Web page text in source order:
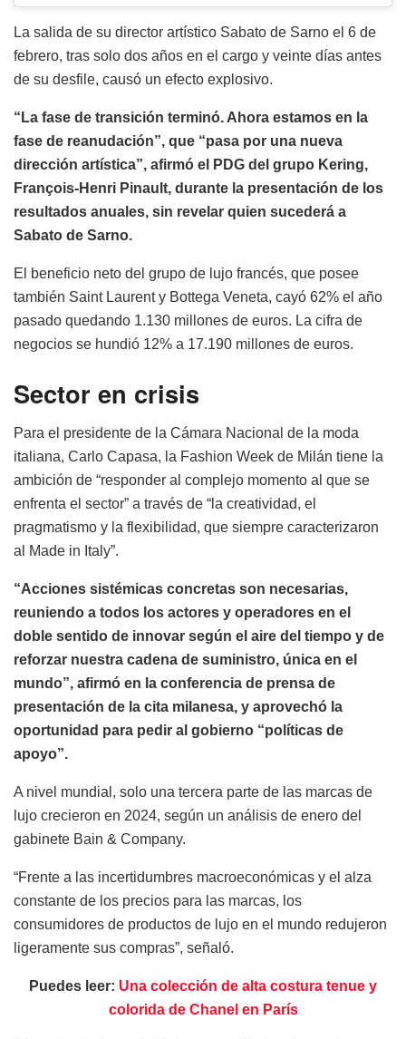
La salida de su director artístico Sabato de Sarno el 6 de
febrero, tras solo dos años en el cargo y veinte días antes
de su desfile, causó un efecto explosivo.
“La fase de transición terminó. Ahora estamos en la
fase de reanudación”, que “pasa por una nueva
dirección artística”, afirmó el PDG del grupo Kering,
François-Henri Pinault, durante la presentación de los
resultados anuales, sin revelar quien sucederá a
Sabato de Sarno.
El beneficio neto del grupo de lujo francés, que posee
también Saint Laurent y Bottega Veneta, cayó 62% el año
pasado quedando 1.130 millones de euros. La cifra de
negocios se hundió 12% a 17.190 millones de euros.
Sector en crisis
Para el presidente de la Cámara Nacional de la moda
italiana, Carlo Capasa, la Fashion Week de Milán tiene la
ambición de “responder al complejo momento al que se
enfrenta el sector” a través de “la creatividad, el
pragmatismo y la flexibilidad, que siempre caracterizaron
al Made in Italy”.
“Acciones sistémicas concretas son necesarias,
reuniendo a todos los actores y operadores en el
doble sentido de innovar según el aire del tiempo y de
reforzar nuestra cadena de suministro, única en el
mundo”, afirmó en la conferencia de prensa de
presentación de la cita milanesa, y aprovechó la
oportunidad para pedir al gobierno “políticas de
apoyo”.
A nivel mundial, solo una tercera parte de las marcas de
lujo crecieron en 2024, según un análisis de enero del
gabinete Bain & Company.
“Frente a las incertidumbres macroeconómicas y el alza
constante de los precios para las marcas, los
consumidores de productos de lujo en el mundo redujeron
ligeramente sus compras”, señaló.
Puedes leer: Una colección de alta costura tenue y
colorida de Chanel en París